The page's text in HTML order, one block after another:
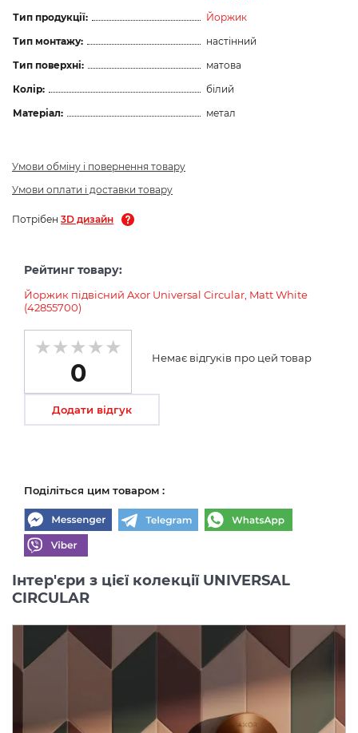
Тип продукції:
Йоржик
Тип монтажу:
настінний
Тип поверхні:
матова
Колір:
білий
Матеріал:
метал
Умови обміну і повернення товару
Умови оплати і доставки товару
Потрібен 3D дизайн
Рейтинг товару:
Йоржик підвісний Axor Universal Circular, Matt White
(42855700)
0
Немає відгуків про цей товар
Додати відгук
Поділіться цим товаром :
Інтер'єри з цієї колекції UNIVERSAL
CIRCULAR